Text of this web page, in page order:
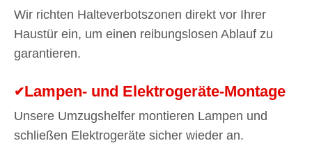
Wir richten Halteverbotszonen direkt vor Ihrer
Haustür ein, um einen reibungslosen Ablauf zu
garantieren.
Lampen- und Elektrogeräte-Montage
Unsere Umzugshelfer montieren Lampen und
schließen Elektrogeräte sicher wieder an.